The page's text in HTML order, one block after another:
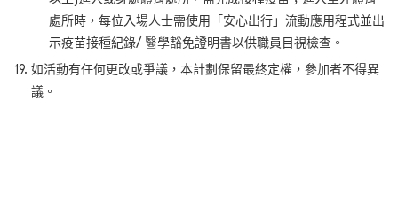
處所時，每位入場人士需使用「安心出行」流動應用程式並出
示疫苗接種紀錄/ 醫學豁免證明書以供職員目視檢查。
如活動有任何更改或爭議，本計劃保留最終定權，參加者不得異
議。